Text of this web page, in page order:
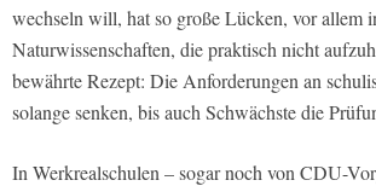
wechseln will, hat so große Lücken, vor allem
Naturwissenschaften, die praktisch nicht
bewährte Rezept: Die Anforderungen an
solange senken, bis auch Schwächste die
In Werkrealschulen – sogar noch von CDU-